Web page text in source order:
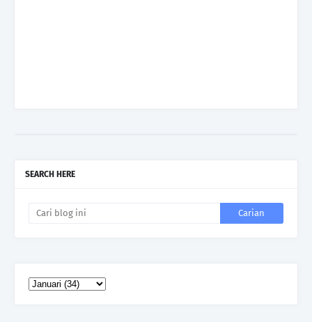
SEARCH HERE